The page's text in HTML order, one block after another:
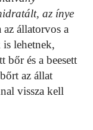
az ínye
az állatorvos a
lehetnek,
bőr és a beesett
az állat
vissza kell